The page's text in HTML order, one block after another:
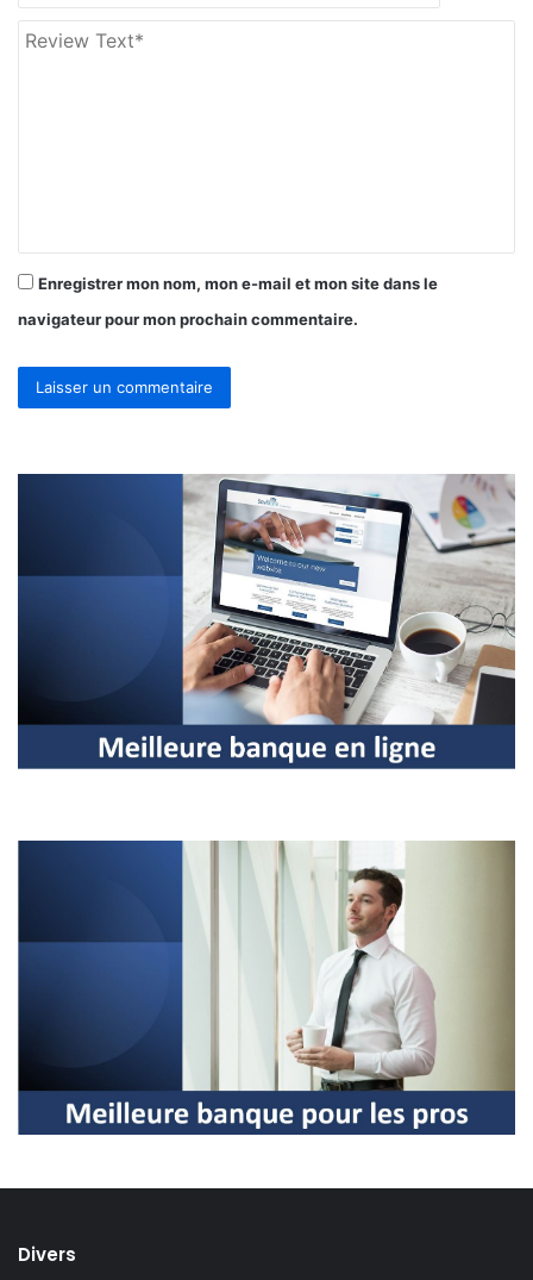
Enregistrer mon nom, mon e-mail et mon site dans le
navigateur pour mon prochain commentaire.
Divers